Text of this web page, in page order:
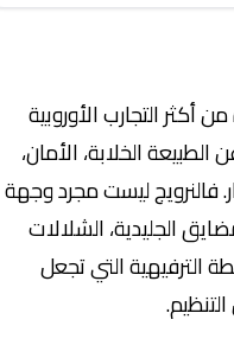
التجارب الأوروبية
الخلابة، الأمان،
فالنرويج ليست مجرد وجهة
الجليدية، الشلالات
الترفيهية التي تجعل